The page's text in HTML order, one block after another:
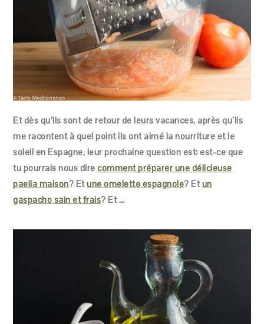
Et dès qu’ils sont de retour de leurs vacances, après qu’ils
me racontent à quel point ils ont aimé la nourriture et le
soleil en Espagne, leur prochaine question est: est-ce que
tu pourrais nous direcomment préparer une délicieuse
paella maison? Etune omelette espagnole? Etun
gaspacho sain et frais? Et …